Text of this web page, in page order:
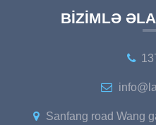
BIZIMLƏ
Sanfang road Wang